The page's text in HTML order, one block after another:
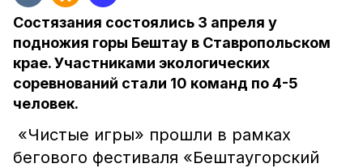
Состязания состоялись 3 апреля у
подножия горы Бештау в Ставропольском
крае. Участниками экологических
соревнований стали 10 команд по 4-5
человек.
«Чистые игры» прошли в рамках
бегового фестиваля «Бештаугорский